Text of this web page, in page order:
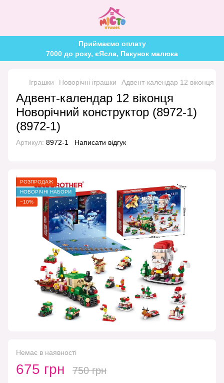
Приймаємо оплату
7000 до року, єЯсла, Пакунок малюка
Іграшки Новорічні іграшки Адвент-календар 12 віконця
Адвент-календар 12 віконця
Новорічний конструктор (8972-1)
(8972-1)
Артикул: 8972-1 Написати відгук
РОЗПРОДАЖ
НОВОРІЧНІ НАБОРИ
−10%
Немає в наявності
675 грн 750 грн